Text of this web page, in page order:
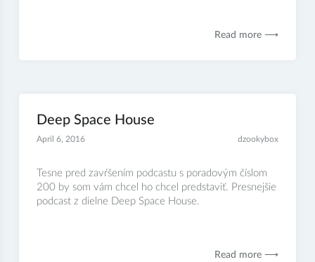
Read more ⟶
Deep Space House
April 6, 2016 dzookybox
Tesne pred zavŕšením podcastu s poradovým číslom
200 by som vám chcel ho chcel predstaviť. Presnejšie
podcast z dielne Deep Space House.
Read more ⟶